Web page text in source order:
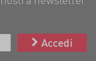
Accedi